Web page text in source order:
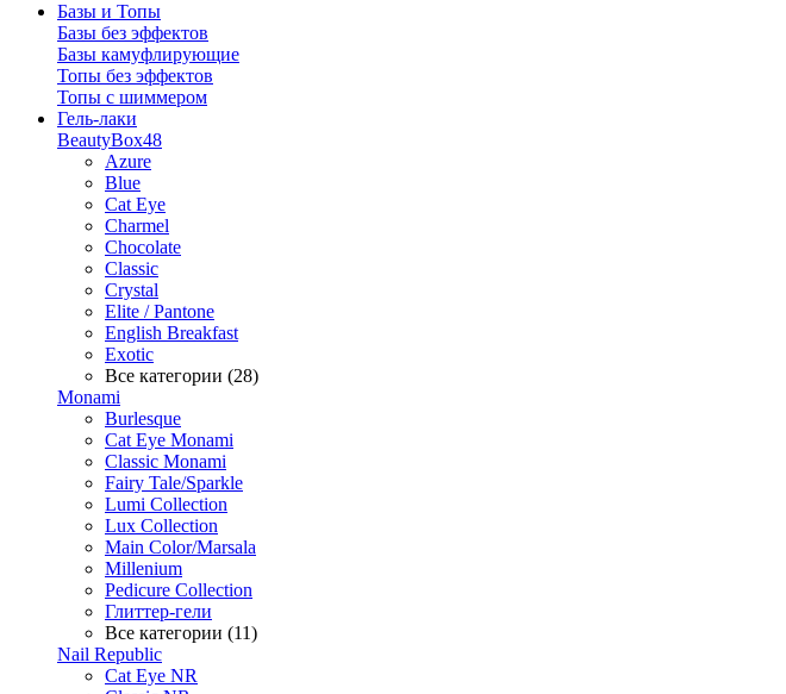
Базы и Топы
Базы без эффектов
Базы камуфлирующие
Топы без эффектов
Топы с шиммером
Гель-лаки
BeautyBox48
Azure
Blue
Cat Eye
Charmel
Chocolate
Classic
Crystal
Elite / Pantone
English Breakfast
Exotic
Все категории (28)
Monami
Burlesque
Cat Eye Monami
Classic Monami
Fairy Tale/Sparkle
Lumi Collection
Lux Collection
Main Color/Marsala
Millenium
Pedicure Collection
Глиттер-гели
Все категории (11)
Nail Republic
Cat Eye NR